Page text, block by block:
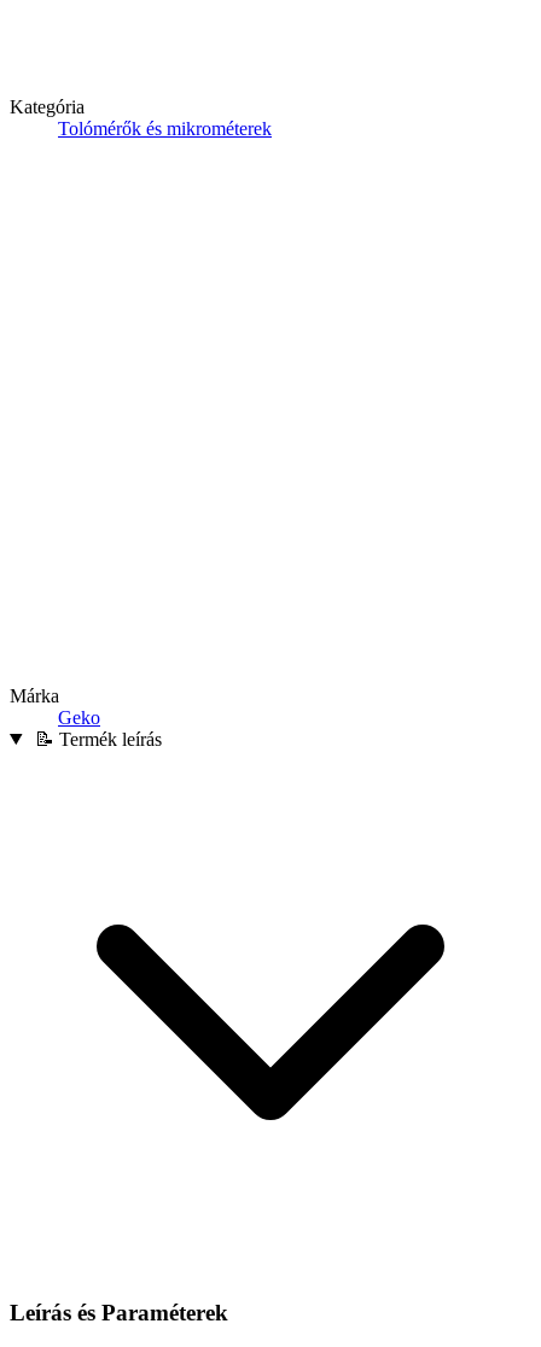
Kategória
Tolómérők és mikrométerek
Márka
Geko
📝 Termék leírás
Leírás és Paraméterek